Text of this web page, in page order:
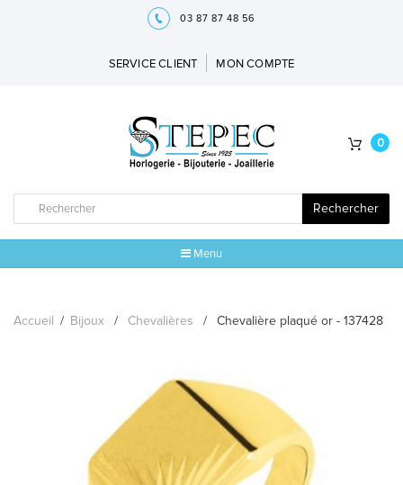
03 87 87 48 56
SERVICE CLIENT MON COMPTE
Rechercher
0
Menu
MONTRES
LES GEORGETTES
SWAROVSKI
Accueil / Bijoux / Chevalières / Chevalière plaqué or - 137428